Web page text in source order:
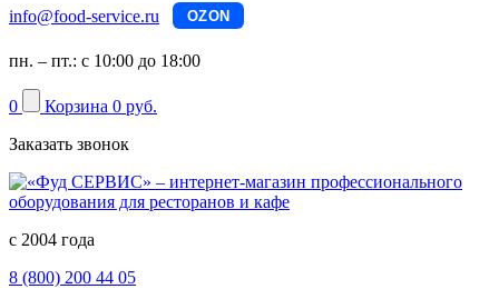
info@food-service.ru OZON
пн. – пт.: с 10:00 до 18:00
0 Корзина 0 руб.
Заказать звонок
с 2004 года
8 (800) 200 44 05